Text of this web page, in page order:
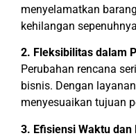
menyelamatkan
kehilangan
2. Fleksibilitas dalam
Perubahan rencana
bisnis. Dengan
menyesuaikan tujuan
3. Efisiensi Waktu dan